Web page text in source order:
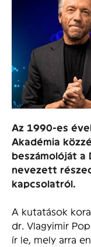
Az 1990-es
Akadémia
beszámolóját a
nevezett
kapcsolatról.
A kutatások
dr. Vlagyimir
ír le, mely arra